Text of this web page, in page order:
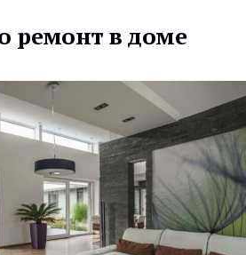
ремонт в доме